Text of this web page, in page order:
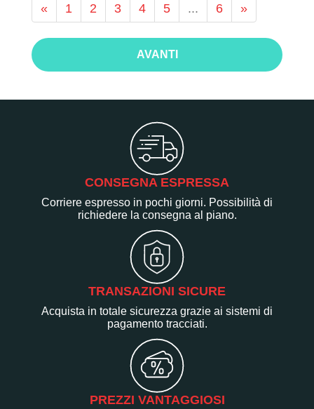
« 1 2 3 4 5 ... 6 »
AVANTI
CONSEGNA ESPRESSA
Corriere espresso in pochi giorni. Possibilità di
richiedere la consegna al piano.
TRANSAZIONI SICURE
Acquista in totale sicurezza grazie ai sistemi di
pagamento tracciati.
PREZZI VANTAGGIOSI